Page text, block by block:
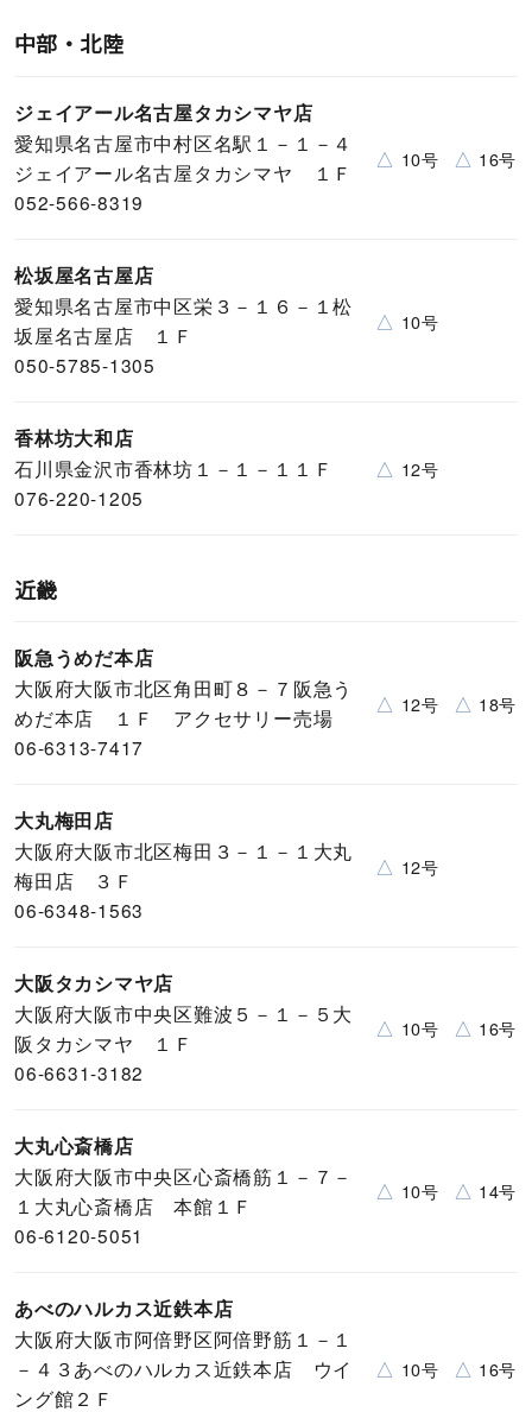
中部・北陸
ジェイアール名古屋タカシマヤ店
愛知県名古屋市中村区名駅１－１－４
ジェイアール名古屋タカシマヤ １Ｆ
052-566-8319
△ 10号 △ 16号
松坂屋名古屋店
愛知県名古屋市中区栄３－１６－１松
坂屋名古屋店 １Ｆ
050-5785-1305
△ 10号
香林坊大和店
石川県金沢市香林坊１－１－１１Ｆ
076-220-1205
△ 12号
近畿
阪急うめだ本店
大阪府大阪市北区角田町８－７阪急う
めだ本店 １Ｆ アクセサリー売場
06-6313-7417
△ 12号 △ 18号
大丸梅田店
大阪府大阪市北区梅田３－１－１大丸
梅田店 ３Ｆ
06-6348-1563
△ 12号
大阪タカシマヤ店
大阪府大阪市中央区難波５－１－５大
阪タカシマヤ １Ｆ
06-6631-3182
△ 10号 △ 16号
大丸心斎橋店
大阪府大阪市中央区心斎橋筋１－７－
１大丸心斎橋店 本館１Ｆ
06-6120-5051
△ 10号 △ 14号
あべのハルカス近鉄本店
大阪府大阪市阿倍野区阿倍野筋１－１
－４３あべのハルカス近鉄本店 ウイ
ング館２Ｆ
△ 10号 △ 16号